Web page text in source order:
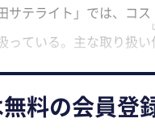
サテライト」では、コ
っている。主な取り扱い
料の会員登